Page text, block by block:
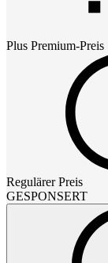
Plus Premium-Preis
Regulärer Preis
GESPONSERT